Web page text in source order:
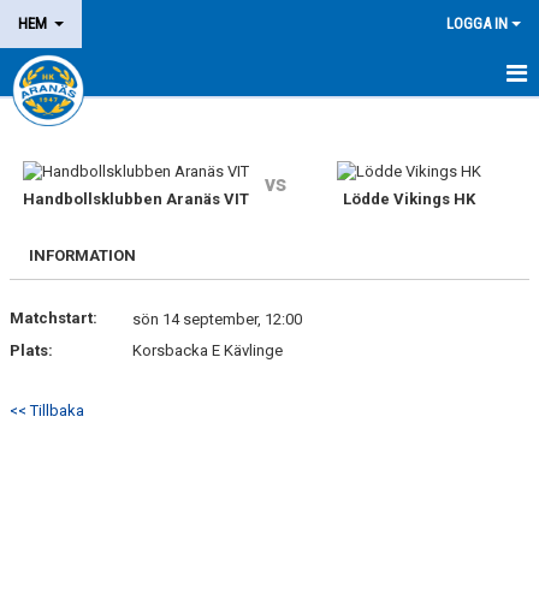
HEM LOGGA IN
NYHETER
OM KLUBBEN
LEDARE
Handbollsklubben Aranäs VIT
vs
Lödde Vikings HK
INFORMATION
Matchstart:
sön 14 september, 12:00
Plats:
Korsbacka E Kävlinge
<< Tillbaka